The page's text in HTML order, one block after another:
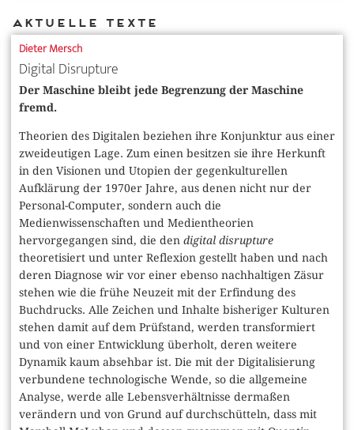
Aktuelle Texte
Dieter Mersch
Digital Disrupture
Der Maschine bleibt jede Begrenzung der Maschine
fremd.
Theorien des Digitalen beziehen ihre Konjunktur aus einer
zweideutigen Lage. Zum einen besitzen sie ihre Herkunft
in den Visionen und Utopien der gegenkulturellen
Aufklärung der 1970er Jahre, aus denen nicht nur der
Personal-Computer, sondern auch die
Medienwissenschaften und Medientheorien
hervorgegangen sind, die den digital disrupture
theoretisiert und unter Reflexion gestellt haben und nach
deren Diagnose wir vor einer ebenso nachhaltigen Zäsur
stehen wie die frühe Neuzeit mit der Erfindung des
Buchdrucks. Alle Zeichen und Inhalte bisheriger Kulturen
stehen damit auf dem Prüfstand, werden transformiert
und von einer Entwicklung überholt, deren weitere
Dynamik kaum absehbar ist. Die mit der Digitalisierung
verbundene technologische Wende, so die allgemeine
Analyse, werde alle Lebensverhältnisse dermaßen
verändern und von Grund auf durchschütteln, dass mit